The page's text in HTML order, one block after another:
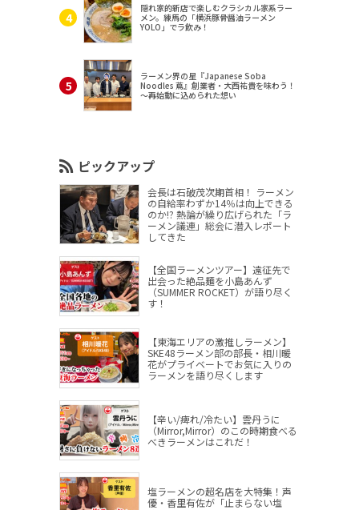
隠れ家的新店で楽しむクラシカル家系ラー
メン。練馬の「横浜豚骨醤油ラーメン
YOLO」でラ飲み！
ラーメン界の星『Japanese Soba
Noodles 蔦』創業者・大西祐貴を味わう！
～再始動に込められた想い
ピックアップ
会長は石破茂次期首相！ ラーメン
の自給率わずか14％は向上できる
のか!? 熱論が繰り広げられた「ラ
ーメン議連」総会に潜入レポート
してきた
【全国ラーメンツアー】遠征先で
出会った絶品麺を小島あんず
（SUMMER ROCKET）が語り尽く
す！
【東海エリアの激推しラーメン】
SKE48ラーメン部の部長・相川暖
花がプライベートでお気に入りの
ラーメンを語り尽くします
【辛い/痺れ/冷たい】雲丹うに
（Mirror,Mirror）のこの時期食べる
べきラーメンはこれだ！
塩ラーメンの超名店を大特集！声
優・香里有佐が「止まらない塩